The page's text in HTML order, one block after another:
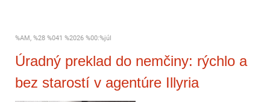
%AM, %28 %041 %2026 %00:%júl
Úradný preklad do nemčiny: rýchlo a
bez starostí v agentúre Illyria